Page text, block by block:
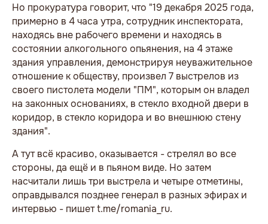
Но прокуратура говорит, что "19 декабря 2025 года,
примерно в 4 часа утра, сотрудник инспектората,
находясь вне рабочего времени и находясь в
состоянии алкогольного опьянения, на 4 этаже
здания управления, демонстрируя неуважительное
отношение к обществу, произвел 7 выстрелов из
своего пистолета модели "ПМ", которым он владел
на законных основаниях, в стекло входной двери в
коридор, в стекло коридора и во внешнюю стену
здания".
А тут всё красиво, оказывается - стрелял во все
стороны, да ещё и в пьяном виде. Но затем
насчитали лишь три выстрела и четыре отметины,
оправдывался позднее генерал в разных эфирах и
интервью - пишет t.me/romania_ru.